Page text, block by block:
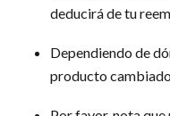
deducirá de tu
Dependiendo de
producto